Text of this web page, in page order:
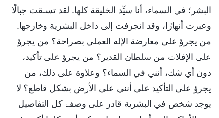
البشر؛ في السماء، أنا سيِّد الخليقة كلها. لقد تسلقت جبالًا
وعبرت أنهارًا، وقد انجرفت إلى داخل البشرية وخارجها.
من يجرؤ على معارضة الإله العملي بصراحة؟ من يجرؤ
على الإفلات من سلطان القدير؟ من يجرؤ على تأكيد،
دون أي شك، أنني في السماء؟ وعلاوة على ذلك، من
يجرؤ على التأكيد على أنني على الأرض بشكل قاطع؟ لا
يوجد شخص في البشرية قادر على وصف كل التفاصيل